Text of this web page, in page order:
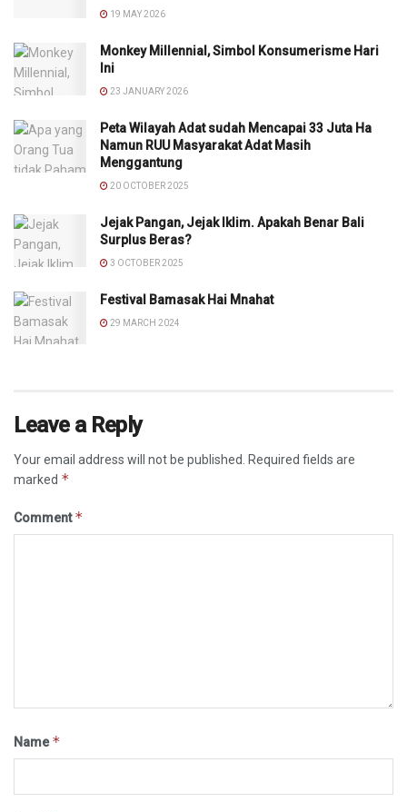
19 MAY 2026
Monkey Millennial, Simbol Konsumerisme Hari
Ini
23 JANUARY 2026
Peta Wilayah Adat sudah Mencapai 33 Juta Ha
Namun RUU Masyarakat Adat Masih
Menggantung
20 OCTOBER 2025
Jejak Pangan, Jejak Iklim. Apakah Benar Bali
Surplus Beras?
3 OCTOBER 2025
Festival Bamasak Hai Mnahat
29 MARCH 2024
Leave a Reply
Your email address will not be published. Required fields are
marked *
Comment*
Name*